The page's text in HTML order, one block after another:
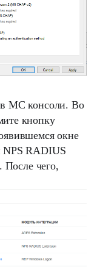
MC консоли. Во
кнопку
окне
NPS RADIUS
После чего,